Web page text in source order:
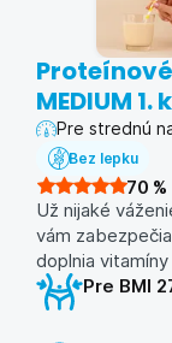
MEDIUM 1.
Pre strednú
Bez lepku
70 %
Už nijaké
vám
doplnia
Pre BMI